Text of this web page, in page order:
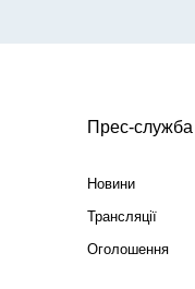
Прес-служба
Новини
Трансляції
Оголошення